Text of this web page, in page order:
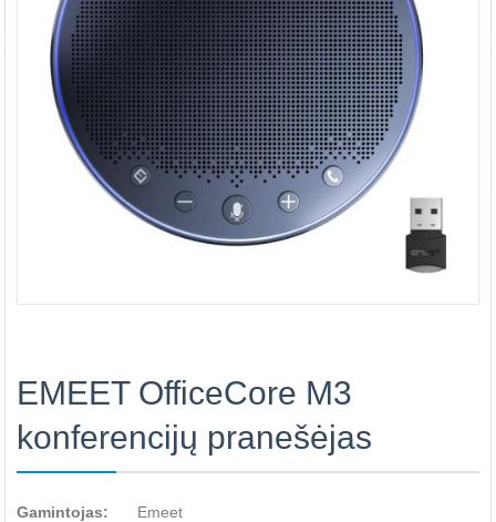
EMEET OfficeCore M3
konferencijų pranešėjas
Gamintojas:
Emeet